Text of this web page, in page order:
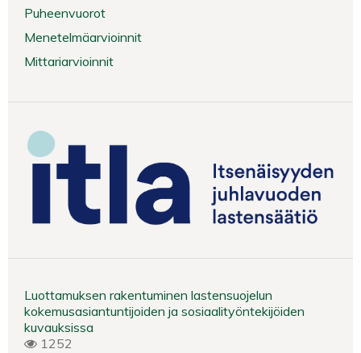
Puheenvuorot
Menetelmäarvioinnit
Mittariarvioinnit
Luottamuksen rakentuminen lastensuojelun
kokemusasiantuntijoiden ja sosiaalityöntekijöiden
kuvauksissa
1252